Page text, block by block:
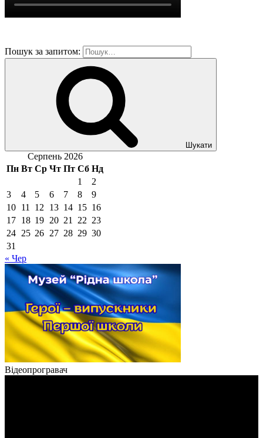
Пошук за запитом:
Шукати
Серпень 2026
Пн Вт Ср Чт Пт Сб Нд
1
2
3
4 5 6 7 8
9
10 11 12 13 14 15 16
17 18 19 20 21 22 23
24 25 26 27 28 29 30
31
« Чер
Відеопрогравач